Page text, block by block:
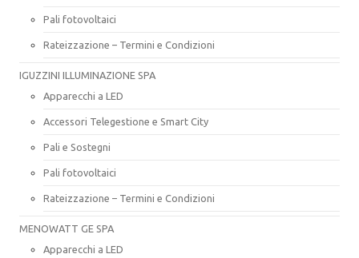
Pali fotovoltaici
Rateizzazione – Termini e Condizioni
IGUZZINI ILLUMINAZIONE SPA
Apparecchi a LED
Accessori Telegestione e Smart City
Pali e Sostegni
Pali fotovoltaici
Rateizzazione – Termini e Condizioni
MENOWATT GE SPA
Apparecchi a LED